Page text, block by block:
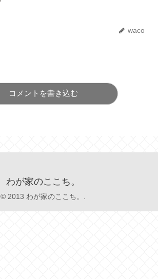
waco
コメントを書き込む
わが家のここち。
© 2013 わが家のここち。.